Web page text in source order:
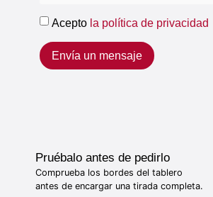
Acepto la política de privacidad
Envía un mensaje
Pruébalo antes de pedirlo
Comprueba los bordes del tablero
antes de encargar una tirada completa.